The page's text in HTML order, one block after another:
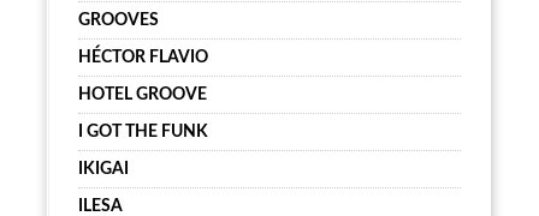
GROOVES
HÉCTOR FLAVIO
HOTEL GROOVE
I GOT THE FUNK
IKIGAI
ILESA